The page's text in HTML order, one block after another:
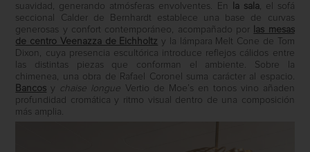
suavidad, generando atmósferas envolventes. En
la sala, el sofá
seccional Calder de Bernhardt establece una base de curvas
generosas y confort contemporáneo, acompañado por
las mesas
de centro Veenazza de Eichholtz y la lámpara Melt Cone de Tom
Dixon, cuya presencia escultórica introduce reflejos cálidos entre
las distintas piezas que conforman el ambiente. Sobre la
chimenea, una obra de Rafael Coronel suma carácter al espacio.
Bancos y chaise longue Vertio de Moe’s en tonos vino añaden
profundidad cromática y ritmo visual dentro de una composición
más amplia.